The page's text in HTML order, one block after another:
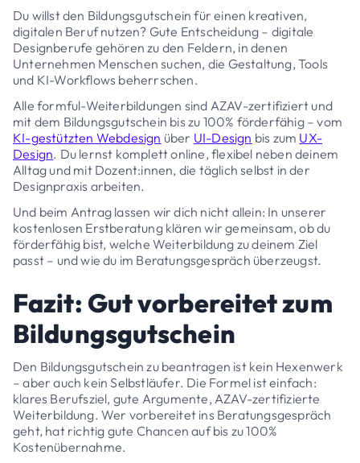
Du willst den Bildungsgutschein für einen kreativen,
digitalen Beruf nutzen? Gute Entscheidung – digitale
Designberufe gehören zu den Feldern, in denen
Unternehmen Menschen suchen, die Gestaltung, Tools
und KI-Workflows beherrschen.
Alle formful-Weiterbildungen sind AZAV-zertifiziert und
mit dem Bildungsgutschein bis zu 100% förderfähig – vom
KI-gestützten Webdesign über UI-Design bis zum UX-
Design. Du lernst komplett online, flexibel neben deinem
Alltag und mit Dozent:innen, die täglich selbst in der
Designpraxis arbeiten.
Und beim Antrag lassen wir dich nicht allein: In unserer
kostenlosen Erstberatung klären wir gemeinsam, ob du
förderfähig bist, welche Weiterbildung zu deinem Ziel
passt – und wie du im Beratungsgespräch überzeugst.
Fazit: Gut vorbereitet zum
Bildungsgutschein
Den Bildungsgutschein zu beantragen ist kein Hexenwerk
– aber auch kein Selbstläufer. Die Formel ist einfach:
klares Berufsziel, gute Argumente, AZAV-zertifizierte
Weiterbildung. Wer vorbereitet ins Beratungsgespräch
geht, hat richtig gute Chancen auf bis zu 100%
Kostenübernahme.